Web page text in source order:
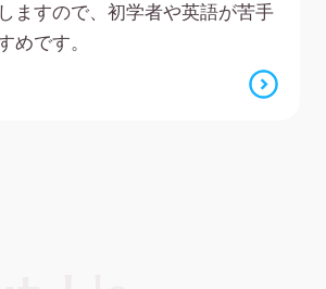
ますので、初学者や英語が苦手
めです。